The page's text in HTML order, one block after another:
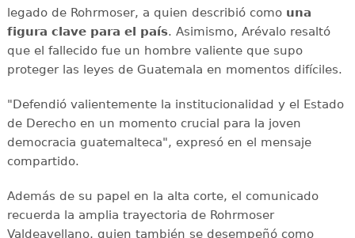
legado de Rohrmoser, a quien describió comouna
figura clave para el país. Asimismo, Arévalo resaltó
que el fallecido fue un hombre valiente que supo
proteger las leyes de Guatemala en momentos difíciles.
"Defendió valientemente la institucionalidad y el Estado
de Derecho en un momento crucial para la joven
democracia guatemalteca", expresó en el mensaje
compartido.
Además de su papel en la alta corte, el comunicado
recuerda la amplia trayectoria de Rohrmoser
Valdeavellano, quien también se desempeñó como